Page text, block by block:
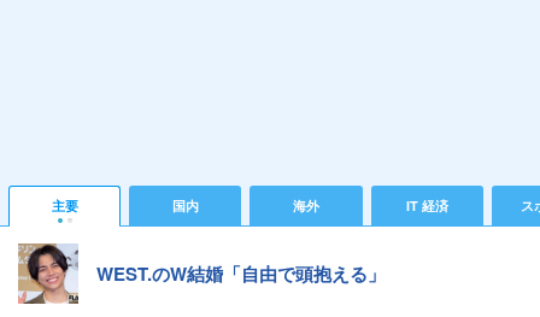
主要 国内 海外 IT 経済 ス
WEST.のW結婚「自由で頭抱える」